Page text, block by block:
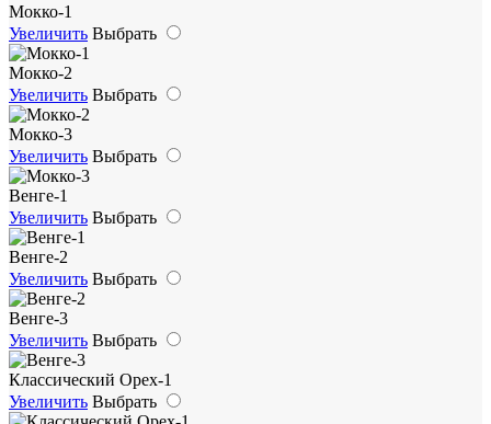
Мокко-1
Увеличить Выбрать
Мокко-2
Увеличить Выбрать
Мокко-3
Увеличить Выбрать
Венге-1
Увеличить Выбрать
Венге-2
Увеличить Выбрать
Венге-3
Увеличить Выбрать
Классический Орех-1
Увеличить Выбрать